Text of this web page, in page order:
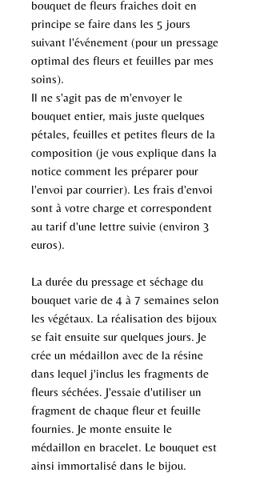
bouquet de fleurs fraiches doit en
principe se faire dans les 5 jours
suivant l'événement (pour un pressage
optimal des fleurs et feuilles par mes
soins).
Il ne s'agit pas de m'envoyer le
bouquet entier, mais juste quelques
pétales, feuilles et petites fleurs de la
composition (je vous explique dans la
notice comment les préparer pour
l'envoi par courrier). Les frais d'envoi
sont à votre charge et correspondent
au tarif d'une lettre suivie (environ 3
euros).
La durée du pressage et séchage du
bouquet varie de 4 à 7 semaines selon
les végétaux. La réalisation des bijoux
se fait ensuite sur quelques jours. Je
crée un médaillon avec de la résine
dans lequel j'inclus les fragments de
fleurs séchées. J'essaie d'utiliser un
fragment de chaque fleur et feuille
fournies. Je monte ensuite le
médaillon en bracelet. Le bouquet est
ainsi immortalisé dans le bijou.